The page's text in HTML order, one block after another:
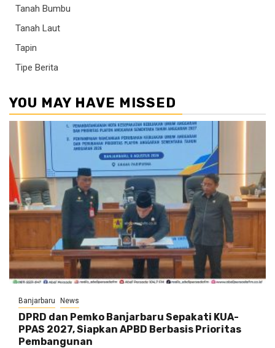
Tanah Bumbu
Tanah Laut
Tapin
Tipe Berita
YOU MAY HAVE MISSED
Banjarbaru News
DPRD dan Pemko Banjarbaru Sepakati KUA-
PPAS 2027, Siapkan APBD Berbasis Prioritas
Pembangunan